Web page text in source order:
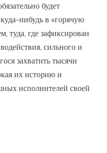
будет
нибудь в «горячую
туда, где зафиксирован
сильного и
захватить тысячи
их историю и
исполнителей своей